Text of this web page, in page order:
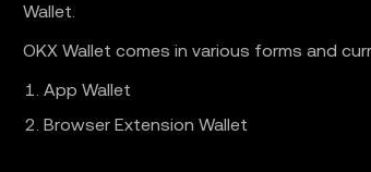
Wallet.
OKX Wallet comes in various forms and
App Wallet
Browser Extension Wallet